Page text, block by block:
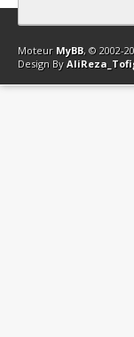
Contact Club
Moteur MyBB, © 2002-
Design By